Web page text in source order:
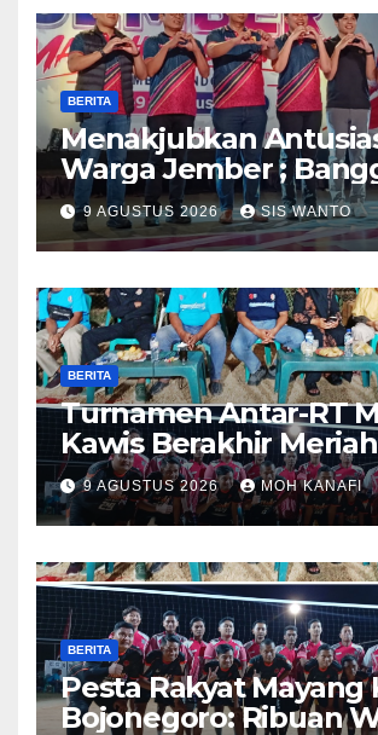
BERITA
Menakjubkan
Warga Jember ;
Sangat Luar Biasa
9 AGUSTUS 2026 SIS WANTO
BERITA
Turnamen Antar-RT
Kawis Berakhir Meriah,
dan RT 05 Jadi
9 AGUSTUS 2026 MOH KANAFI
BERITA
​Pesta Rakyat Mayang
Bojonegoro: Ribuan